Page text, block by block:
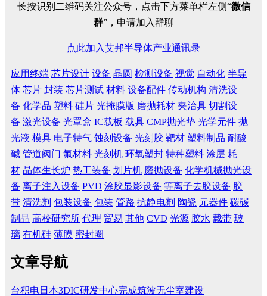
长按识别二维码关注公众号，点击下方菜单栏左侧“微信
群”，申请加入群聊
点此加入艾邦半导体产业通讯录
应用终端 芯片设计 设备 晶圆 检测设备 视觉 自动化 半导
体 芯片 封装 芯片测试 材料 设备配件 传动机构 清洗设
备 化学品 塑料 硅片 光掩膜版 磨抛耗材 夹治具 切割设
备 激光设备 光罩盒 IC载板 载具 CMP抛光垫 光学元件 抛
光液 模具 电子特气 蚀刻设备 光刻胶 靶材 塑料制品 耐酸
碱 管道阀门 氟材料 光刻机 环氧塑封 特种塑料 涂层 耗
材 晶体生长炉 热工装备 划片机 磨抛设备 化学机械抛光设
备 离子注入设备 PVD 涂胶显影设备 等离子去胶设备 胶
带 清洗剂 包装设备 包装 管路 抗静电剂 陶瓷 元器件 碳碳
制品 高校研究所 代理 贸易 其他 CVD 光源 胶水 载带 玻
璃 有机硅 薄膜 密封圈
文章导航
台积电日本3DIC研发中心完成筑波无尘室建设